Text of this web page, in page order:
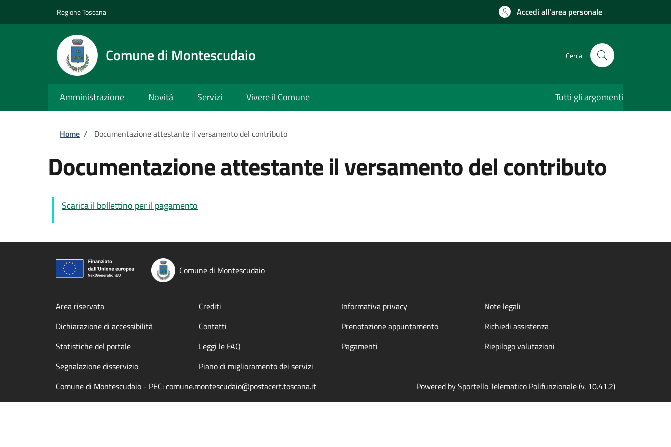
Regione Toscana Accedi all'area personale
Comune di Montescudaio Cerca
Amministrazione Novità Servizi Vivere il Comune Tutti gli argomenti
Briciole di pane
Home / Documentazione attestante il versamento del contributo
Documentazione attestante il versamento del contributo
Scarica il bollettino per il pagamento
Comune di Montescudaio
Footer menu
Area riservata Crediti Informativa privacy
Note legali
Dichiarazione di accessibilità
Contatti Prenotazione appuntamento
Richiedi assistenza
Statistiche del portale
Leggi le FAQ Pagamenti
Riepilogo valutazioni
Segnalazione disservizio
Piano di miglioramento dei servizi
Comune di Montescudaio - PEC: comune.montescudaio@postacert.toscana.it
Powered by Sportello Telematico Polifunzionale (v. 10.41.2)